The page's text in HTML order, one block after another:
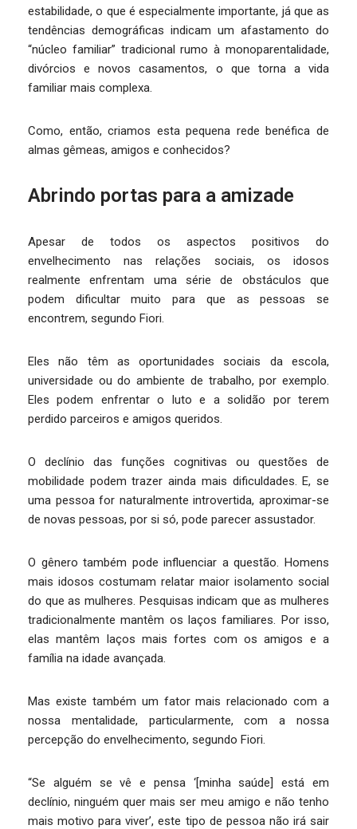
estabilidade, o que é especialmente importante, já que as
tendências demográficas indicam um afastamento do
“núcleo familiar” tradicional rumo à monoparentalidade,
divórcios e novos casamentos, o que torna a vida
familiar mais complexa.
Como, então, criamos esta pequena rede benéfica de
almas gêmeas, amigos e conhecidos?
Abrindo portas para a amizade
Apesar de todos os aspectos positivos do
envelhecimento nas relações sociais, os idosos
realmente enfrentam uma série de obstáculos que
podem dificultar muito para que as pessoas se
encontrem, segundo Fiori.
Eles não têm as oportunidades sociais da escola,
universidade ou do ambiente de trabalho, por exemplo.
Eles podem enfrentar o luto e a solidão por terem
perdido parceiros e amigos queridos.
O declínio das funções cognitivas ou questões de
mobilidade podem trazer ainda mais dificuldades. E, se
uma pessoa for naturalmente introvertida, aproximar-se
de novas pessoas, por si só, pode parecer assustador.
O gênero também pode influenciar a questão. Homens
mais idosos costumam relatar maior isolamento social
do que as mulheres. Pesquisas indicam que as mulheres
tradicionalmente mantêm os laços familiares. Por isso,
elas mantêm laços mais fortes com os amigos e a
família na idade avançada.
Mas existe também um fator mais relacionado com a
nossa mentalidade, particularmente, com a nossa
percepção do envelhecimento, segundo Fiori.
“Se alguém se vê e pensa ‘[minha saúde] está em
declínio, ninguém quer mais ser meu amigo e não tenho
mais motivo para viver’, este tipo de pessoa não irá sair